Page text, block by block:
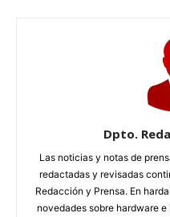
Dpto.
Las noticias y notas de
redactadas y revisadas
Redacción y Prensa. En
novedades sobre hardware